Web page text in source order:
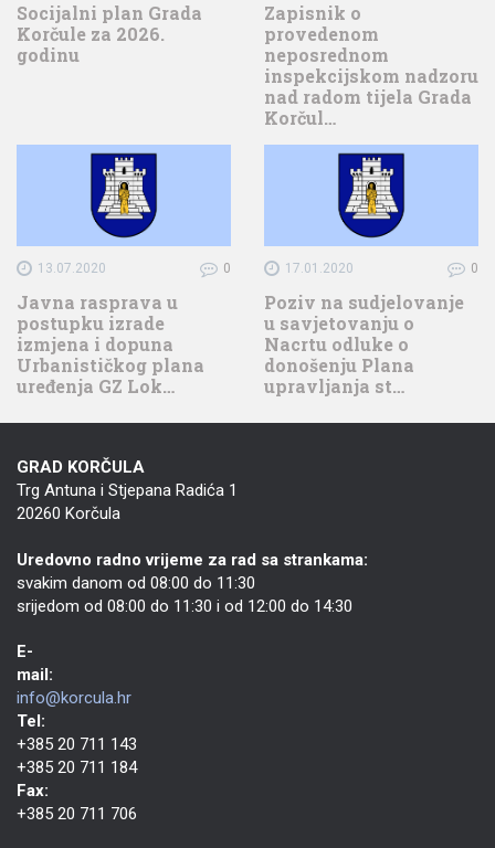
Socijalni plan Grada
Korčule za 2026.
godinu
Zapisnik o
provedenom
neposrednom
inspekcijskom nadzoru
nad radom tijela Grada
Korčul…
13.07.2020 0
Javna rasprava u
postupku izrade
izmjena i dopuna
Urbanističkog plana
uređenja GZ Lok…
17.01.2020 0
Poziv na sudjelovanje
u savjetovanju o
Nacrtu odluke o
donošenju Plana
upravljanja st…
GRAD KORČULA
Trg Antuna i Stjepana Radića 1
20260 Korčula
Uredovno radno vrijeme za rad sa strankama:
svakim danom od 08:00 do 11:30
srijedom od 08:00 do 11:30 i od 12:00 do 14:30
E-
mail:
info@korcula.hr
Tel:
+385 20 711 143
+385 20 711 184
Fax:
+385 20 711 706